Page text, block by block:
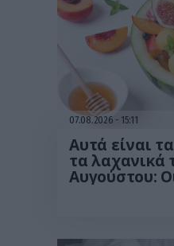
07.08.2026 15:11
Αυτά είναι
τα λαχανικά
Αυγούστου: